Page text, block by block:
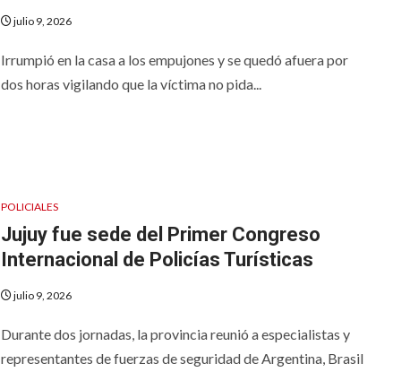
julio 9, 2026
Irrumpió en la casa a los empujones y se quedó afuera por
dos horas vigilando que la víctima no pida...
POLICIALES
Jujuy fue sede del Primer Congreso
Internacional de Policías Turísticas
julio 9, 2026
Durante dos jornadas, la provincia reunió a especialistas y
representantes de fuerzas de seguridad de Argentina, Brasil